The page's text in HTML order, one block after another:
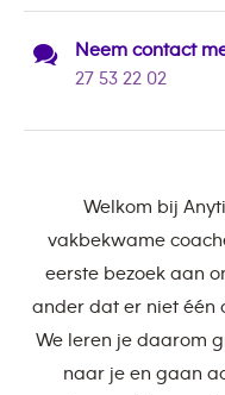
Neem contact
27 53 22 02
Welkom bij
vakbekwame
eerste bezoek aan
ander dat er niet één
We leren je daarom
naar je en gaan